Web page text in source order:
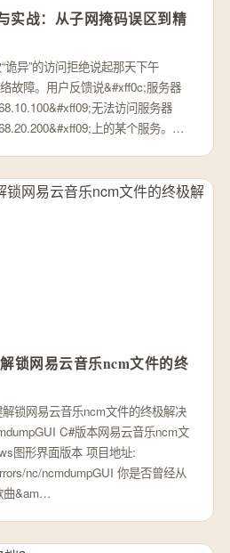
实战：从子网掩码误区到精
异”的访问拒绝说起那天下午
故障。用户反馈说&#xff0c;服务器
无法访问服务器
上的某个服务。…
锁网易云音乐ncm文件的终
锁网易云音乐ncm文件的终极解决
C#版本网易云音乐ncm文
图形界面版本 项目地址:
nc/ncmdumpGUI 你是否曾经从
曲&am…